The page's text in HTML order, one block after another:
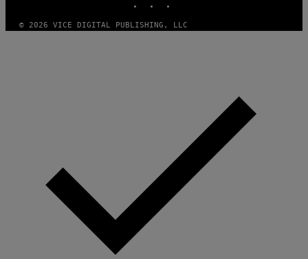
© 2026 VICE DIGITAL PUBLISHING, LLC